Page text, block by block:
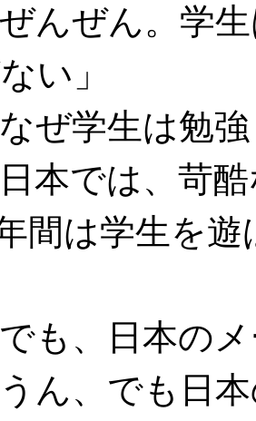
んぜん。学
い」
ぜ学生は勉
本では、苛
間は学生を
も、日本の
ん、でも日